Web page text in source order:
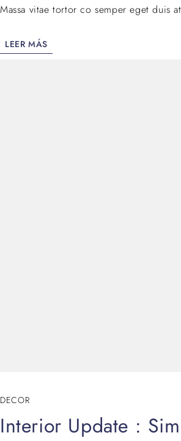
Massa vitae tortor co semper eget duis
LEER MÁS
DECOR
Interior Update :